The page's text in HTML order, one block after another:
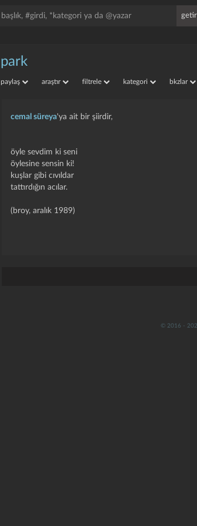
park
paylaş araştır filtrele kategori bkzlar
cemal süreya'ya ait bir şiirdir,
öyle sevdim ki seni
öylesine sensin ki!
kuşlar gibi cıvıldar
tattırdığın acılar.
(broy, aralık 1989)
© 2016 -